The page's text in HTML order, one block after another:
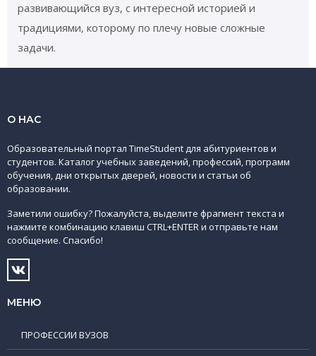
развивающийся вуз, с интересной историей и
традициями, которому по плечу новые сложные
задачи.
О НАС
Образовательный портал TimeStudent для абитуриентов и
студентов. Каталог учебных заведений, профессий, программ
обучения, дни открытых дверей, новости и статьи об
образовании.
Заметили ошибку? Пожалуйста, выделите фрагмент текста и
нажмите комбинацию клавиш CTRL+ENTER и отправьте нам
сообщение. Спасибо!
МЕНЮ
ПРОФЕССИИ ВУЗОВ